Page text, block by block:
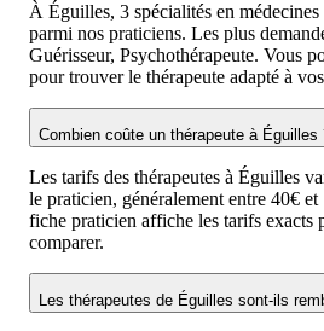
À Éguilles, 3 spécialités en médecines
parmi nos praticiens. Les plus
Guérisseur, Psychothérapeute. Vous
pour trouver le thérapeute adapté à
Combien coûte un thérapeute à Éguilles
Les tarifs des thérapeutes à Éguilles
le praticien, généralement entre 40€
fiche praticien affiche les tarifs exacts
comparer.
Les thérapeutes de Éguilles sont-ils